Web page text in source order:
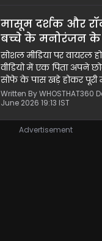
इस अनोखे और मजेदार
भी अपनी हंसी नहीं रोक
मासूम दर्शक और
बच्चे के मनोरंजन के
सुर में मिलाए सुर
सोशल मीडिया पर वायरल
वीडियो में एक पिता अपने
सोफे के पास खड़े होकर पूरी
गाते हुए दिखाई दे रहे हैं।
मजेदार हाव-भाव को देखकर
देखता रहता है। बाप-बेटे के
Written By WHOSTHAT360
June 2026 19:13 IST
Advertisement